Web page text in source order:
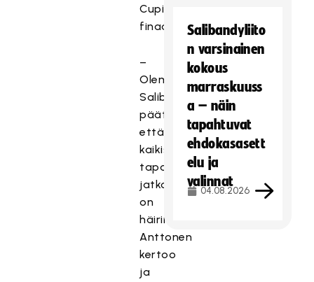
Cupin
finaalitapahtumassa.
–
Olemme
Salibandyliitossa
päättäneet,
että
kaikissa
tapahtumissamme
jatkossa
on
häirintäyhdyshenkilö,
Anttonen
kertoo
ja
Salibandyliito
n varsinainen
kokous
marraskuuss
a – näin
tapahtuvat
ehdokasasett
elu ja
valinnat
04.08.2026